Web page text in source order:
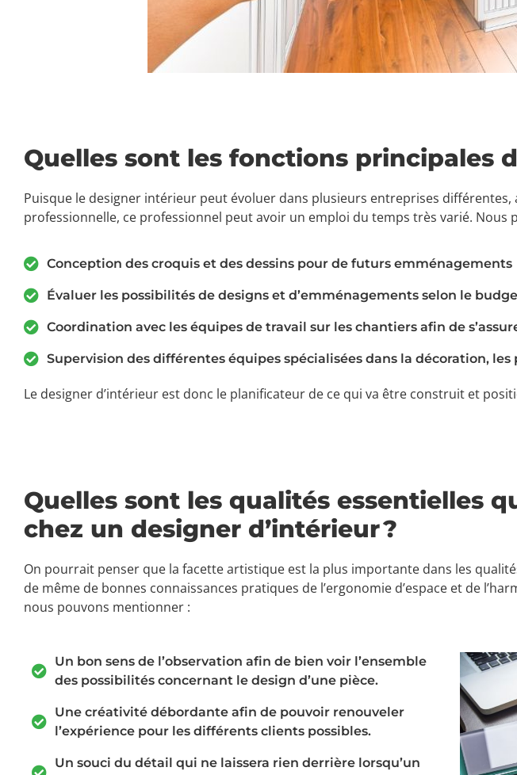
Quelles sont les fonctions principales
Puisque le designer intérieur peut évoluer dans plusieurs entreprises
professionnelle, ce professionnel peut avoir un emploi du temps très varié. Nous
Conception des croquis et des dessins pour de futurs emménagements
Évaluer les possibilités de designs et d’emménagements selon le
Coordination avec les équipes de travail sur les chantiers afin de
Supervision des différentes équipes spécialisées dans la décoration,
Le designer d’intérieur est donc le planificateur de ce qui va être construit et
Quelles sont les qualités essentielles
chez un designer d’intérieur ?
On pourrait penser que la facette artistique est la plus importante dans les
de même de bonnes connaissances pratiques de l’ergonomie d’espace et de
nous pouvons mentionner :
Un bon sens de l’observation afin de bien voir l’ensemble
des possibilités concernant le design d’une pièce.
Une créativité débordante afin de pouvoir renouveler
l’expérience pour les différents clients possibles.
Un souci du détail qui ne laissera rien derrière lorsqu’un